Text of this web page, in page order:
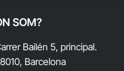
SOM?
Bailén 5, principal.
Barcelona